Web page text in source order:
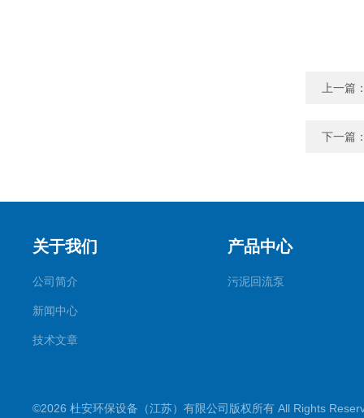
上一篇
下一篇
关于我们
公司简介
新闻中心
技术文章
产品中心
污泥回流泵
©2026 杜安环保设备（江苏）有限公司版权所有 All Rights